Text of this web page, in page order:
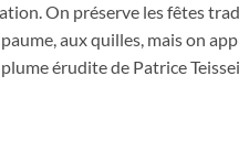
On préserve les fêtes
aux quilles, mais on
érudite de Patrice